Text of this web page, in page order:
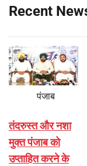
Recent
पंजाब
तंदरुस्त और नशा
मुक्त पंजाब को
उप्ताहित करने के